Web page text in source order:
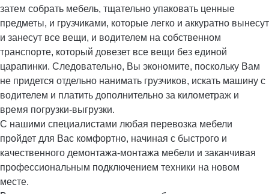
затем собрать мебель, тщательно упаковать ценные
предметы, и грузчиками, которые легко и аккуратно вынесут
и занесут все вещи, и водителем на собственном
транспорте, который довезет все вещи без единой
царапинки. Следовательно, Вы экономите, поскольку Вам
не придется отдельно нанимать грузчиков, искать машину с
водителем и платить дополнительно за километраж и
время погрузки-выгрузки.
С нашими специалистами любая перевозка мебели
пройдет для Вас комфортно, начиная с быстрого и
качественного демонтажа-монтажа мебели и заканчивая
профессиональным подключением техники на новом
месте.